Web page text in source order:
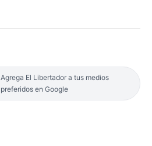
Agrega El Libertador a tus medios
preferidos en Google